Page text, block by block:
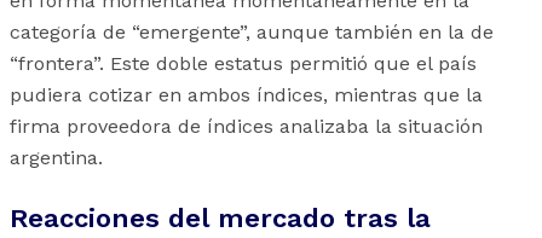
categoría de “emergente”, aunque también en la de
“frontera”. Este doble estatus permitió que el país
pudiera cotizar en ambos índices, mientras que la
firma proveedora de índices analizaba la situación
argentina.
Reacciones del mercado tras la